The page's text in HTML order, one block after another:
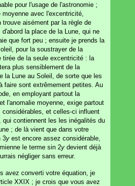
pour l'usage de l'astronomie ;
avec l'excentricité,
trouve aisément par la règle de
la place de la Lune, qui ne
que fort peu ; ensuite je prends la
pour la soustrayer de la
tirée de la seule excentricité : la
plus sensiblement de la
la Lune au Soleil, de sorte que les
faire sont extrêmement petites. Au
en employant partout la
l'anomalie moyenne, exige partout
et celles-ci influent
contiennent les les inégalités du
; de là vient que dans votre
3y est encore assez considérable,
le terme sin 2y devient déjà
négliger sans erreur.
avez converti votre équation, je
XXIX ; je crois que vous avez